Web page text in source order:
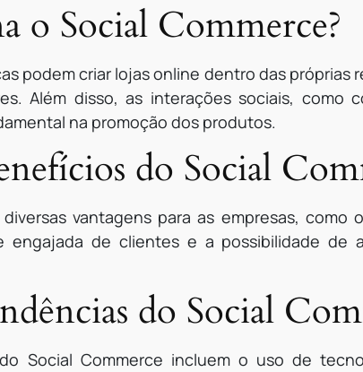
o Social Commerce?
podem criar lojas online dentro das
Além disso, as interações sociais, como
na promoção dos produtos.
do Social
vantagens para as empresas, como
engajada de clientes e a possibilidade de
do Social
Social Commerce incluem o uso de